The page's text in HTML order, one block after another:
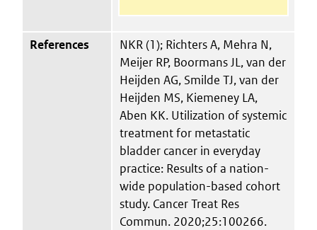
References
NKR (1); Richters A, Mehra N,
Meijer RP, Boormans JL, van der
Heijden AG, Smilde TJ, van der
Heijden MS, Kiemeney LA,
Aben KK. Utilization of systemic
treatment for metastatic
bladder cancer in everyday
practice: Results of a nation-
wide population-based cohort
study. Cancer Treat Res
Commun. 2020;25:100266.